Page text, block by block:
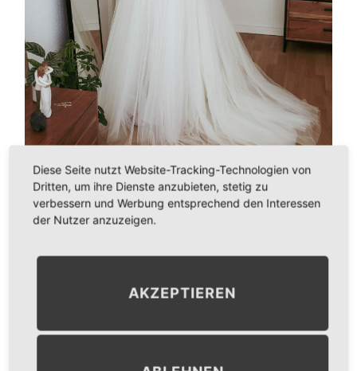
PREVIOUS IMAGE
LEAVE A COMMENT
Diese Seite nutzt Website-Tracking-Technologien von
Dritten, um ihre Dienste anzubieten, stetig zu
verbessern und Werbung entsprechend den Interessen
der Nutzer anzuzeigen.
AKZEPTIEREN